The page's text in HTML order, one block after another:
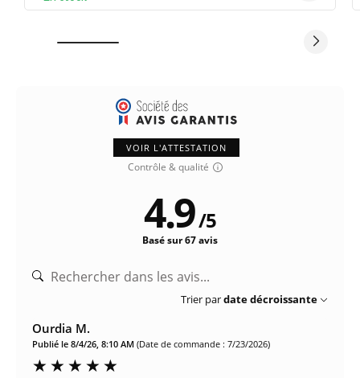
VOIR L'ATTESTATION
Contrôle & qualité
4.9/5
Basé sur 67 avis
Trier pardate décroissante
Ourdia M.
Publié le 8/4/26, 8:10 AM (Date de commande : 7/23/2026)